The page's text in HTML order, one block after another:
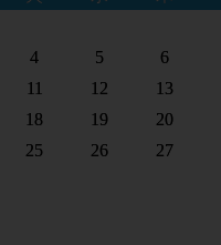
4 5 6
11 12 13
18 19 20
25 26 27